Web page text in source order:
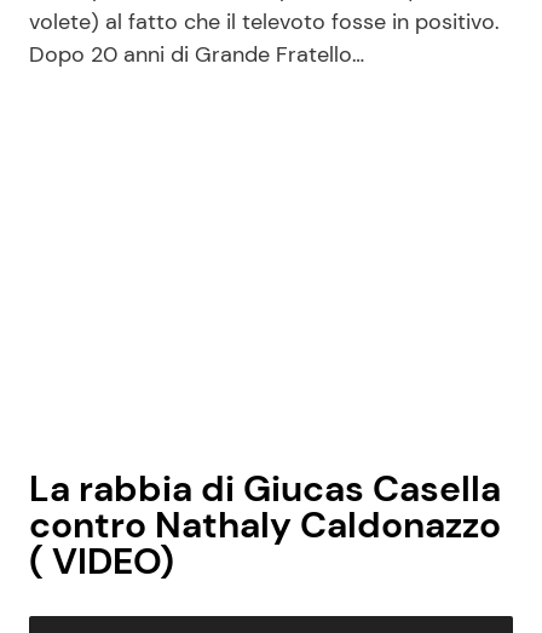
volete) al fatto che il televoto fosse in positivo.
Dopo 20 anni di Grande Fratello…
La rabbia di Giucas Casella
contro Nathaly Caldonazzo
( VIDEO)